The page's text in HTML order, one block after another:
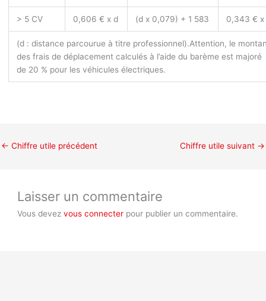
> 5 CV 0,606 € x d (d x 0,079) + 1 583 0,343 € x
(d : distance parcourue à titre professionnel).Attention, le
des frais de déplacement calculés à l’aide du barème est majoré
de 20 % pour les véhicules électriques.
← Chiffre utile précédent Chiffre utile suivant →
Laisser un commentaire
Vous devezvous connecter pour publier un commentaire.